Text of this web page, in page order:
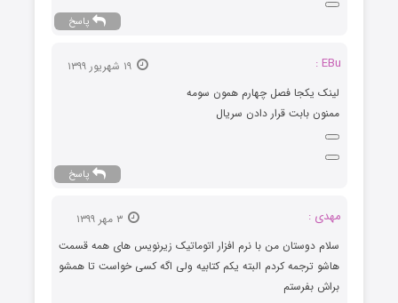
پاسخ
EBu :
لینک یکجا فصل چهارم همون سومه
ممنون بابت قرار دادن سریال
پاسخ
مهدی :
سلام دوستان من با نرم افزار اتوماتیک زیرنویس های همه قسمت
هاشو ترجمه کردم البته یکم کتابیه ولی اگه کسی خواست تا همشو
براش بفرستم